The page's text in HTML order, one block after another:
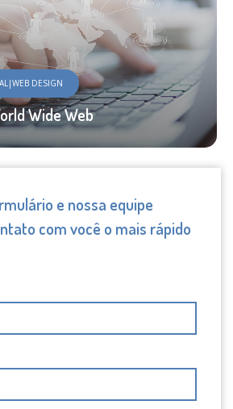
DESIGN
Wide Web
e nossa equipe
com você o mais rápido